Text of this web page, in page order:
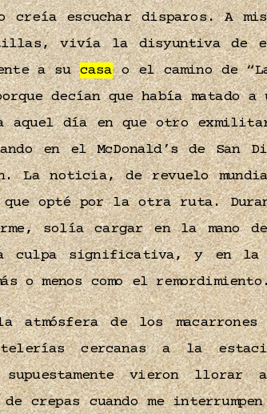
escuchar disparos. A mis
vivía la disyuntiva de
a sucasao el camino de
decían que había matado
día en que otro exmilitar
en el McDonald’s de San
La noticia, de revuelo
opté por la otra ruta.
solía cargar en la mano
culpa significativa, y en
o menos como el
atmósfera de los
cercanas a la
supuestamente vieron llorar
crepas cuando me